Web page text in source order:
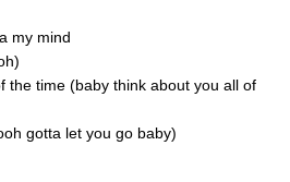
my mind
)
the time (baby think about you all of
gotta let you go baby)